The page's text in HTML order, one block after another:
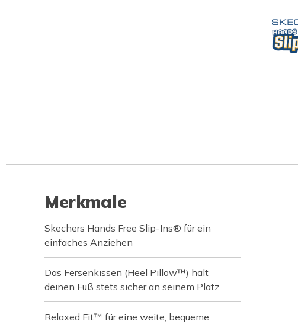
Merkmale
Skechers Hands Free Slip-Ins® für ein
einfaches Anziehen
Das Fersenkissen (Heel Pillow™) hält
deinen Fuß stets sicher an seinem Platz
Relaxed Fit™ für eine weite, bequeme